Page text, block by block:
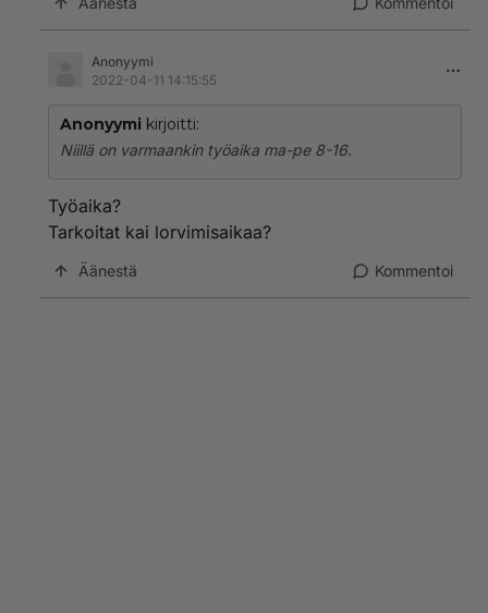
Anonyymi
2022-04-11 14:15:55
Anonyymi kirjoitti:
Niillä on varmaankin työaika ma-pe 8-16.
Työaika?
Tarkoitat kai lorvimisaikaa?
Äänestä Kommentoi